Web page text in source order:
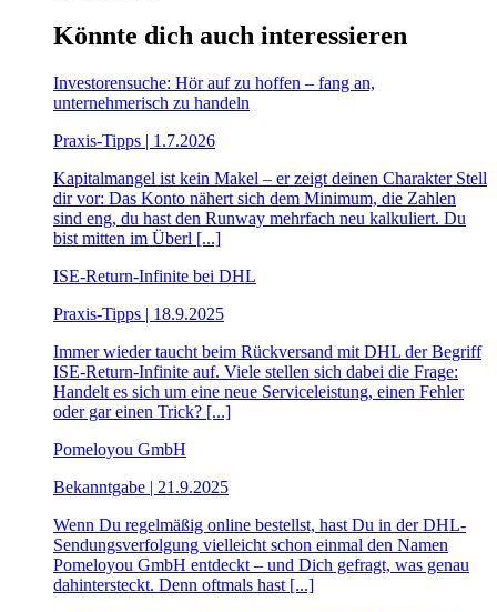
Könnte dich auch interessieren
Investorensuche: Hör auf zu hoffen – fang an,
unternehmerisch zu handeln
Praxis-Tipps | 1.7.2026
Kapitalmangel ist kein Makel – er zeigt deinen Charakter Stell
dir vor: Das Konto nähert sich dem Minimum, die Zahlen
sind eng, du hast den Runway mehrfach neu kalkuliert. Du
bist mitten im Überl [...]
ISE-Return-Infinite bei DHL
Praxis-Tipps | 18.9.2025
Immer wieder taucht beim Rückversand mit DHL der Begriff
ISE-Return-Infinite auf. Viele stellen sich dabei die Frage:
Handelt es sich um eine neue Serviceleistung, einen Fehler
oder gar einen Trick? [...]
Pomeloyou GmbH
Bekanntgabe | 21.9.2025
Wenn Du regelmäßig online bestellst, hast Du in der DHL-
Sendungsverfolgung vielleicht schon einmal den Namen
Pomeloyou GmbH entdeckt – und Dich gefragt, was genau
dahintersteckt. Denn oftmals hast [...]